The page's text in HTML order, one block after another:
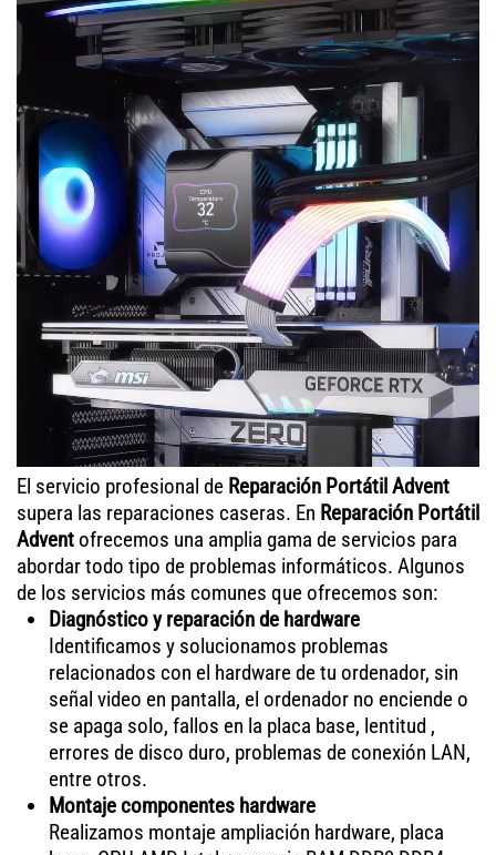
El servicio profesional de Reparación Portátil Advent
supera las reparaciones caseras. En Reparación Portátil
Adventofrecemos una amplia gama de servicios para
abordar todo tipo de problemas informáticos. Algunos
de los servicios más comunes que ofrecemos son:
Diagnóstico y reparación de hardware
Identificamos y solucionamos problemas
relacionados con el hardware de tu ordenador, sin
señal video en pantalla, el ordenador no enciende o
se apaga solo, fallos en la placa base, lentitud ,
errores de disco duro, problemas de conexión LAN,
entre otros.
Montaje componentes hardware
Realizamos montaje ampliación hardware, placa